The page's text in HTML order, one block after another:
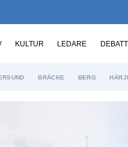
KULTUR LEDARE DEBATT
BRÄCKE BERG